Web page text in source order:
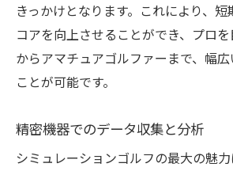
きっかけとなります。これにより、
コアを向上させることができ、プロ
からアマチュアゴルファーまで、幅
ことが可能です。
精密機器でのデータ収集と分析
シミュレーションゴルフの最大の魅